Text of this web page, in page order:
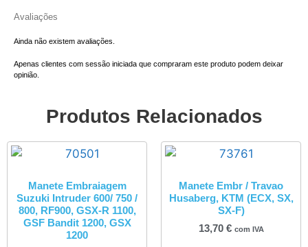
Avaliações
Ainda não existem avaliações.
Apenas clientes com sessão iniciada que compraram este produto podem deixar
opinião.
Produtos Relacionados
Manete Embraiagem
Suzuki Intruder 600/ 750 /
800, RF900, GSX-R 1100,
GSF Bandit 1200, GSX
1200
Manete Embr / Travao
Husaberg, KTM (ECX, SX,
SX-F)
13,70 € com IVA